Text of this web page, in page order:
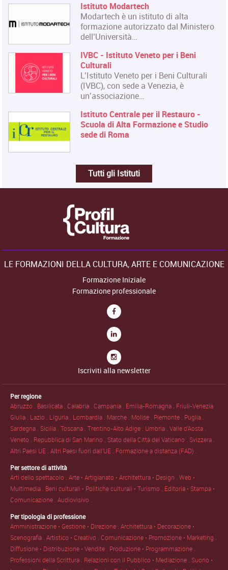
Istituto Modartech
Modartech è un istituto di alta
formazione autorizzato dal Ministero
dell’Università…
IVBC - Istituto Veneto per i Beni
Culturali
L’Istituto Veneto per i Beni Culturali
(IVBC), con sede a Venezia, è
un’associazione…
Istituto Centrale per il Restauro -
Scuola di Alta Formazione e Studio
sede di Roma
Tutti gli Istituti
LE FORMAZIONI DELLA CULTURA, ARTE E COMUNICAZIONE
Formazione Iniziale
Formazione professionale
Iscriviti alla newsletter
Per regione
Abruzzo . Basilicata .Calabria .Campania . Emilia-Romagna . Friuli-Venezia
Giulia . Lazio . Liguria . Lombardia . Marche . Molise . Piemonte . Puglia .
Sardegna . Sicilia .Toscana .Trentino-Alto Adige . Umbria .Valle d'Aosta .
Veneto . Repubblica di San Marino . Stato della Città del Vaticano . Svizzera .
Altri Paesi UE .Altri Paesi fuori dall'UE . Formazione a distanza (FAD) .
Per settore di attività
Arti dello spettacolo .Arte • Artigianato • Architettura • Design .Web •
Multimedia . Beni culturali • Politiche culturali • Turismo . Editoria • Stampa •
Comunicazione .Audiovisivo .
Per tipologia di professione
Amministrazione • Gestione • Direzione .Architettura • Decorazione •
Scenografia .Artistico • Creativo .Comunicazione • Promozione • Marketing .
Diffusione • Distribuzione • Vendite . Produzione • Programmazione .
Professioni della Scrittura . Relazioni con il Pubblico • Mediazione . Suono •